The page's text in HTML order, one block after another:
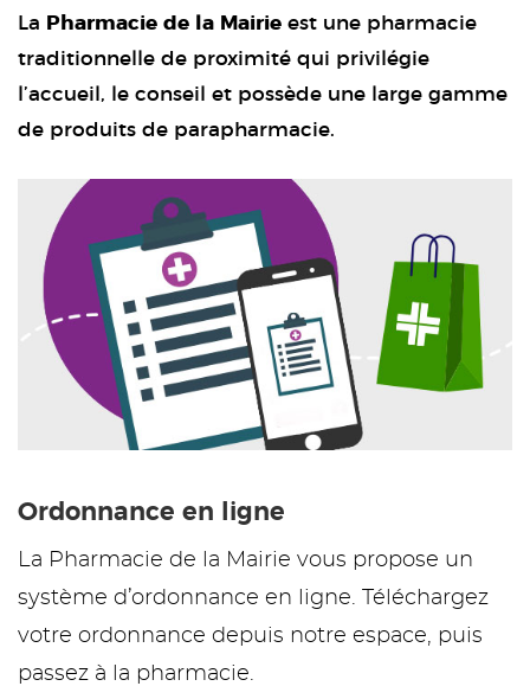
La
Pharmacie de la Mairie est une pharmacie
traditionnelle de proximité qui privilégie
l’accueil, le conseil et possède une large gamme
de produits de parapharmacie.
Ordonnance en ligne
La Pharmacie de la Mairie vous propose un
système d’ordonnance en ligne. Téléchargez
votre ordonnance depuis notre espace, puis
passez à la pharmacie.